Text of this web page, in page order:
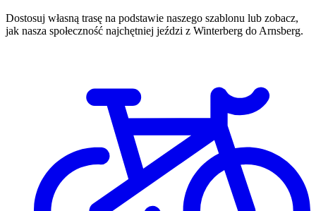
Dostosuj własną trasę na podstawie naszego szablonu lub zobacz,
jak nasza społeczność najchętniej jeździ z Winterberg do Arnsberg.